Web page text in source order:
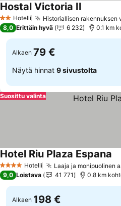
2 Tähtiluokitus
Hotelli Historiallisen rakennuksen
Hostal Victoria II
8,0 Erittäin hyvä 6 232 0.1 km
Alkaen 79 €
Näytä hinnat 9 sivustolta
Suosittu valinta
4 Tähtiluokitus
Hotelli Laaja ja monipuolinen
Hotel Riu Plaza Espana
9,0 Loistava 41 771 0.8 km
Alkaen 198 €